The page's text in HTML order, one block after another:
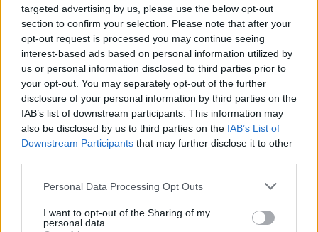
targeted advertising by us, please use the below opt-out
section to confirm your selection. Please note that after your
opt-out request is processed you may continue seeing
interest-based ads based on personal information utilized by
us or personal information disclosed to third parties prior to
your opt-out. You may separately opt-out of the further
disclosure of your personal information by third parties on the
IAB’s list of downstream participants. This information may
also be disclosed by us to third parties on the IAB’s List of
Downstream Participants that may further disclose it to other
Please note that this website/app uses one or more Google
not limited to your visit or usage behaviour. You may click to
grant or deny consent to Google and its third-party tags to
Personal Data Processing Opt Outs
I want to opt-out of the Sharing of my
personal data.